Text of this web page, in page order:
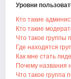
Уровни
Кто такие
Кто такие
Что такое группы
Где находятся
Как мне стать
Почему названия
Что такое группа